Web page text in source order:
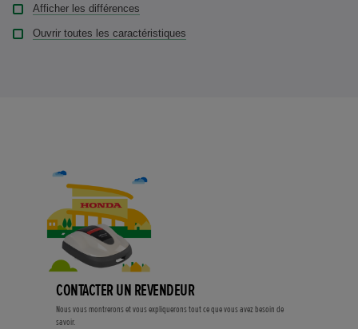
Afficher les différences
Ouvrir toutes les caractéristiques
CONTACTER UN REVENDEUR
Nous vous montrerons et vous expliquerons tout ce que vous avez besoin de
savoir.